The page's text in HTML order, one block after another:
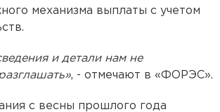
механизма выплаты с учетом
и детали нам не
, - отмечают в «ФОРЭС».
с весны прошлого года